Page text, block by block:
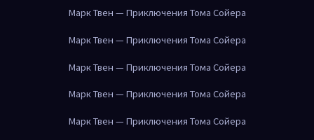
Марк Твен — Приключения Тома Сойера
Марк Твен — Приключения Тома Сойера
Марк Твен — Приключения Тома Сойера
Марк Твен — Приключения Тома Сойера
Марк Твен — Приключения Тома Сойера